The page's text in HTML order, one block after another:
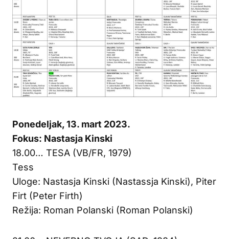
Ponedeljak, 13. mart 2023.
Fokus: Nastasja Kinski
18.00… TESA (VB/FR, 1979)
Tess
Uloge: Nastasja Kinski (Nastassja Kinski), Piter
Firt (Peter Firth)
Režija: Roman Polanski (Roman Polanski)